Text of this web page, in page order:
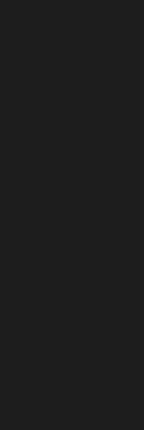
to hear from
und